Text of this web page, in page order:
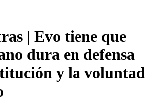
| Evo tiene que
dura en defensa
y la voluntad